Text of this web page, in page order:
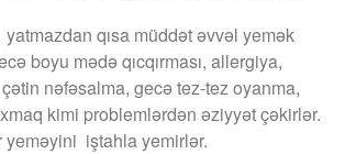
qısa müddət əvvəl yemək
boyu mədə qıcqırması, allergiya,
çətin nəfəsalma, gecə tez-tez oyanma,
kimi problemlərdən əziyyət çəkirlər.
yeməyini iştahla yemirlər.